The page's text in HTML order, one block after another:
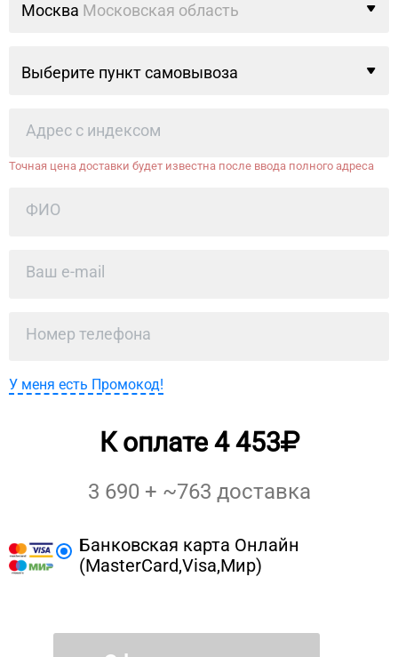
Москва Московская область
Выберите пункт самовывоза
Точная цена доставки будет известна после ввода полного адреса
У меня есть Промокод!
К оплате 4 453
3 690 + ~763 доставка
Банковская карта Онлайн
(MasterCard,Visa,Мир)